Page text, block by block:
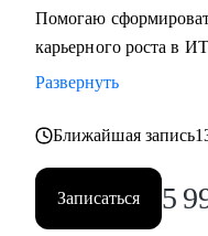
Помогаю
карьерного роста в
Развернуть
Ближайшая запись
Записаться 5